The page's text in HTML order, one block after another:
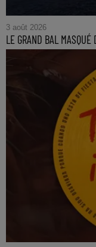
3 août 2026
LE GRAND BAL